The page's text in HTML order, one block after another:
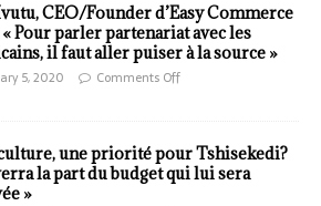
CEO/Founder d’Easy Commerce
Pour parler partenariat avec les
il faut aller puiser à la source »
5, 2020 Comments Off
une priorité pour Tshisekedi?
la part du budget qui lui sera
»